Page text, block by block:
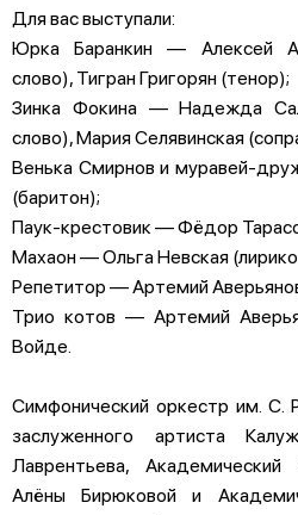
Для вас выступали:
Юрка Баранкин — Алексей
слово), Тигран Григорян (тенор);
Зинка Фокина — Надежда
слово), Мария Селявинская
Венька Смирнов и муравей-
(баритон);
Паук-крестовик — Фёдор
Махаон — Ольга Невская
Репетитор — Артемий
Трио котов — Артемий
Войде.
Симфонический оркестр им. С.
заслуженного артиста
Лаврентьева,
Алёны Бирюковой и